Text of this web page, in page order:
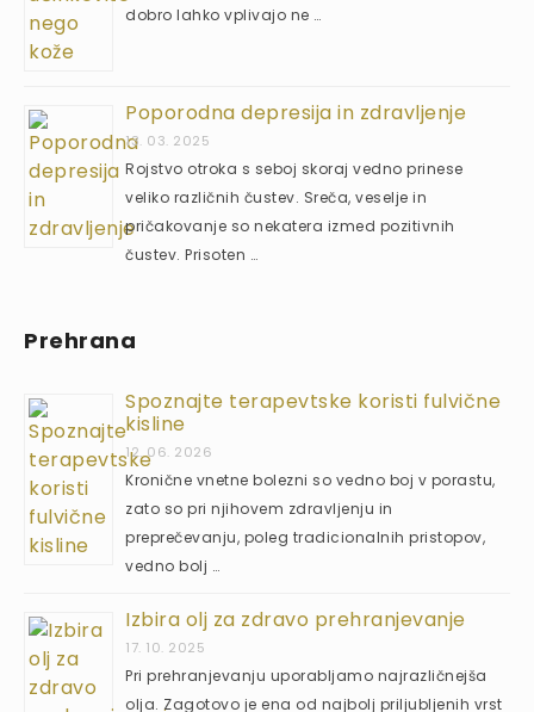
dobro lahko vplivajo ne …
Poporodna depresija in zdravljenje
13. 03. 2025
Rojstvo otroka s seboj skoraj vedno prinese
veliko različnih čustev. Sreča, veselje in
pričakovanje so nekatera izmed pozitivnih
čustev. Prisoten …
Prehrana
Spoznajte terapevtske koristi fulvične
kisline
12. 06. 2026
Kronične vnetne bolezni so vedno boj v porastu,
zato so pri njihovem zdravljenju in
preprečevanju, poleg tradicionalnih pristopov,
vedno bolj …
Izbira olj za zdravo prehranjevanje
17. 10. 2025
Pri prehranjevanju uporabljamo najrazličnejša
olja. Zagotovo je ena od najbolj priljubljenih vrst